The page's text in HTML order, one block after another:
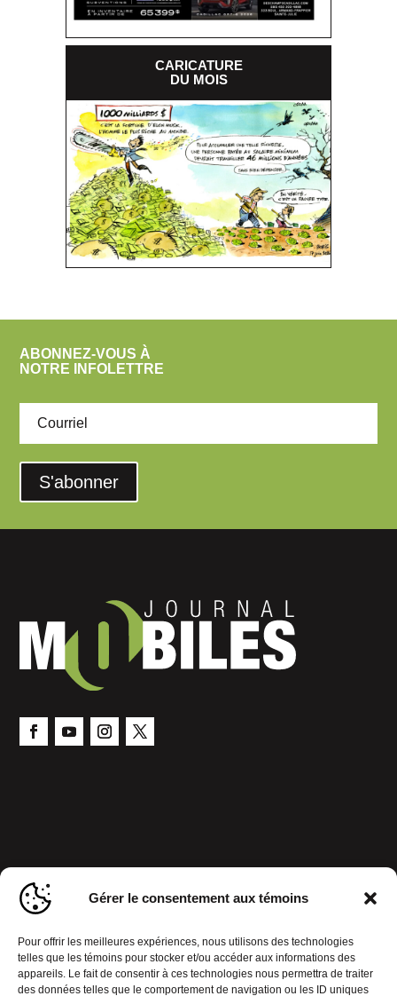
Gérer le consentement aux témoins
Pour offrir les meilleures expériences, nous utilisons des technologies
telles que les témoins pour stocker et/ou accéder aux informations des
appareils. Le fait de consentir à ces technologies nous permettra de traiter
des données telles que le comportement de navigation ou les ID uniques
CARICATURE
DU MOIS
ABONNEZ-VOUS À
NOTRE INFOLETTRE
S'abonner